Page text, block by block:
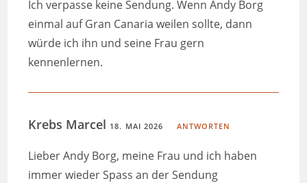
Ich verpasse keine Sendung. Wenn Andy Borg
einmal auf Gran Canaria weilen sollte, dann
würde ich ihn und seine Frau gern
kennenlernen.
Krebs Marcel 18. MAI 2026 ANTWORTEN
Lieber Andy Borg, meine Frau und ich haben
immer wieder Spass an der Sendung